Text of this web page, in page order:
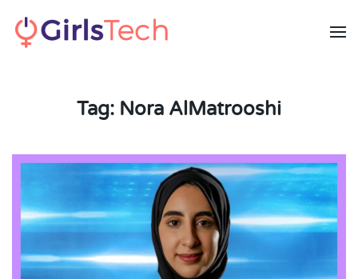
Skip to main content
Tag: Nora AlMatrooshi